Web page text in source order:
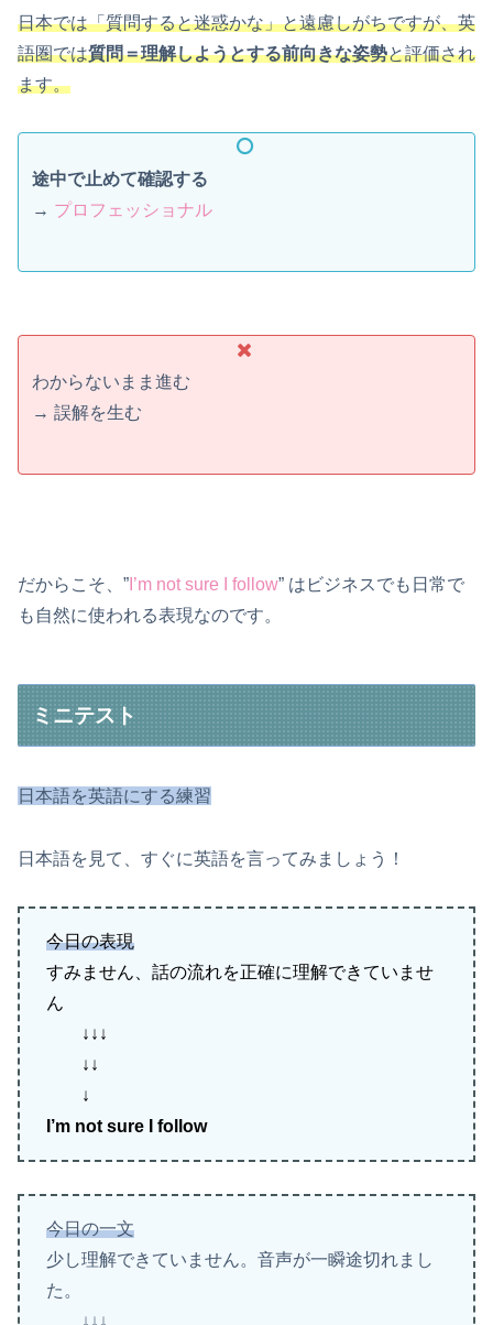
日本では「質問すると迷惑かな」と遠慮しがちですが、英
語圏では質問＝理解しようとする前向きな姿勢と評価され
ます。
途中で止めて確認する
→ プロフェッショナル
わからないまま進む
→ 誤解を生む
だからこそ、” I’m not sure I follow” はビジネスでも日常で
も自然に使われる表現なのです。
ミニテスト
日本語を英語にする練習
日本語を見て、すぐに英語を言ってみましょう！
今日の表現
すみません、話の流れを正確に理解できていませ
ん
↓↓↓
↓↓
↓
I’m not sure I follow
今日の一文
少し理解できていません。音声が一瞬途切れまし
た。
↓↓↓